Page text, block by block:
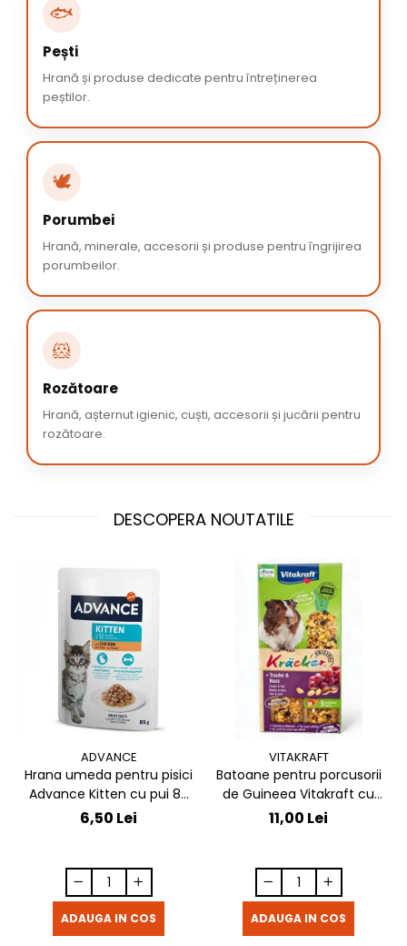
🐟
Pești
Hrană și produse dedicate pentru întreținerea
peștilor.
🕊️
Porumbei
Hrană, minerale, accesorii și produse pentru îngrijirea
porumbeilor.
🐹
Rozătoare
Hrană, așternut igienic, cuști, accesorii și jucării pentru
rozătoare.
DESCOPERA NOUTATILE
ADVANCE
Hrana umeda pentru pisici
Advance Kitten cu pui 85
gr
6,50 Lei
ADAUGA IN COS
VITAKRAFT
Batoane pentru porcusorii
de Guineea Vitakraft cu
struguri & nuci 2 buc
11,00 Lei
ADAUGA IN COS